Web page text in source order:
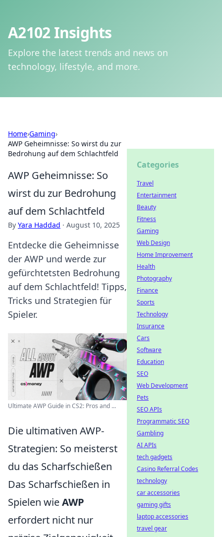
A2102 Insights
Explore the latest trends and news on
technology, lifestyle, and more.
Home›Gaming›
AWP Geheimnisse: So wirst du zur
Bedrohung auf dem Schlachtfeld
AWP Geheimnisse: So
wirst du zur Bedrohung
auf dem Schlachtfeld
By Yara Haddad · August 10, 2025
Entdecke die Geheimnisse
der AWP und werde zur
gefürchtetsten Bedrohung
auf dem Schlachtfeld! Tipps,
Tricks und Strategien für
Spieler.
Ultimate AWP Guide in CS2: Pros and ...
Die ultimativen AWP-
Strategien: So meisterst
du das Scharfschießen
Das Scharfschießen in
Spielen wieAWP
erfordert nicht nur
Categories
Travel
Entertainment
Beauty
Fitness
Gaming
Web Design
Home Improvement
Health
Photography
Finance
Sports
Technology
Insurance
Cars
Software
Education
SEO
Web Development
Pets
SEO APIs
Programmatic SEO
Gambling
AI APIs
tech gadgets
Casino Referral Codes
technology
car accessories
gaming gifts
laptop accessories
travel gear